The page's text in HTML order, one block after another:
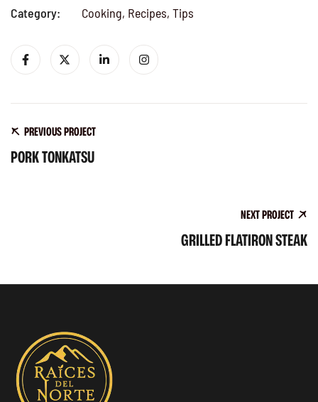
Category:
Cooking, Recipes, Tips
PREVIOUS PROJECT
PORK TONKATSU
NEXT PROJECT
GRILLED FLATIRON STEAK